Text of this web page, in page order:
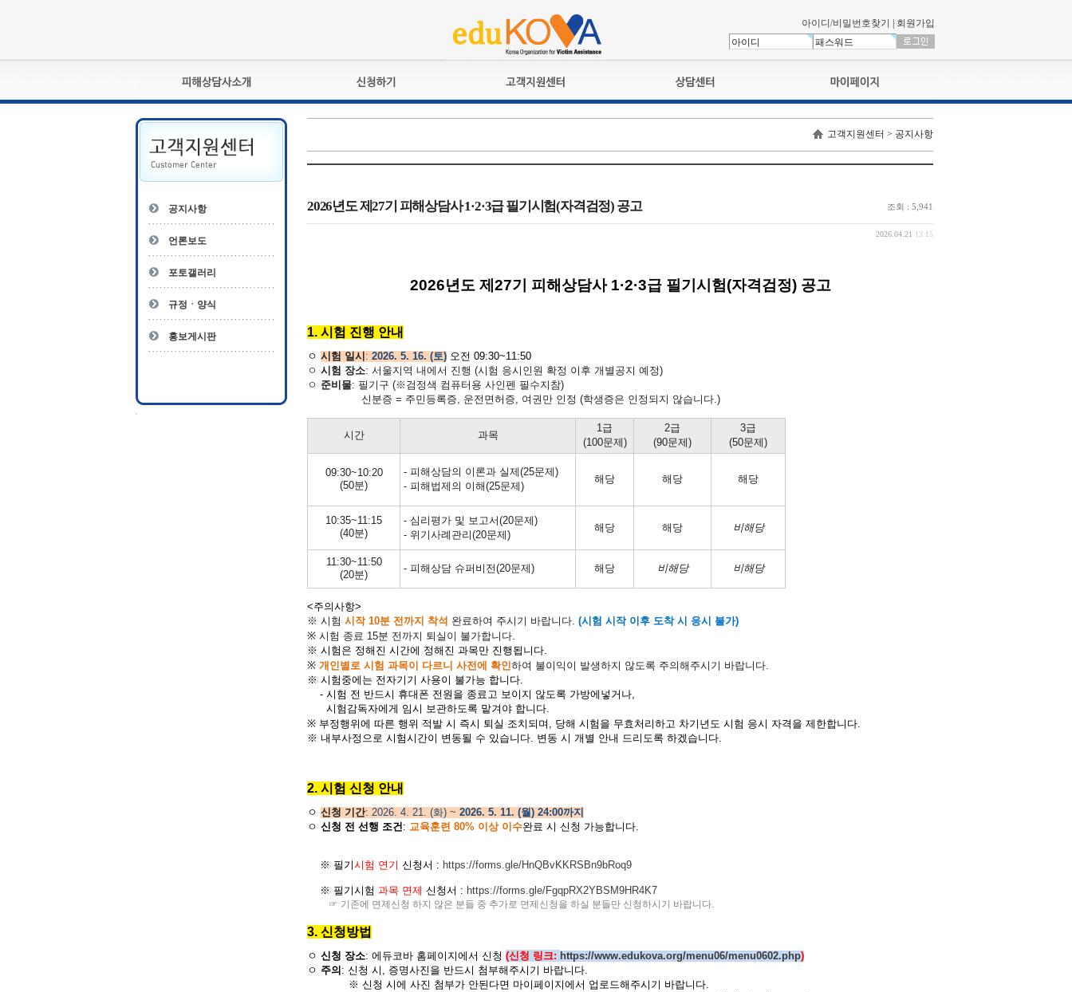
아이디/비밀번호찾기 회원가입
피해상담사란?
자격관리규정
상담사 자격증 확인
- 피해상담사 1급
- 전문수련감독자
- 전문수련기관
교육훈련
자격복원
공지사항
상담접수
나의신청내역
교육영상강의실
나의 연회비
공지사항
언론보도
포토갤러리
규정ㆍ양식
홍보게시판
고객지원센터 > 공지사항
2026년도 제27기 피해상담사 1·2·3급 필기시험(자격검정) 공고 조회 : 5,941
2026.04.21 13:15
2026년도 제27기 피해상담사 1·2·3급 필기시험(자격검정) 공고
1. 시험 진행 안내
ㅇ 시험 일시 : 2026. 5. 16. (토) 오전 09:30~11:50
ㅇ 시험 장소: 서울지역 내에서 진행 (시험 응시인원 확정 이후 개별공지 예정)
ㅇ 준비물: 필기구 (※검정색 컴퓨터용 사인펜 필수지참)
신분증 = 주민등록증, 운전면허증, 여권만 인정 (학생증은 인정되지 않습니다.)
시간 과목
1급
(100문제)
2급
(90문제)
3급
(50문제)
09:30~10:20
(50분)
- 피해상담의 이론과 실제(25문제)
- 피해법제의 이해(25문제)
해당 해당 해당
10:35~11:15
(40분)
- 심리평가 및 보고서(20문제)
- 위기사례관리(20문제)
해당 해당 비해당
11:30~11:50
(20분)
- 피해상담 슈퍼비전(20문제) 해당 비해당 비해당
<주의사항>
※ 시험 시작 10분 전까지 착석 완료하여 주시기 바랍니다. (시험 시작 이후 도착 시 응시 불가)
※ 시험 종료 15분 전까지 퇴실이 불가합니다.
※ 시험은 정해진 시간에 정해진 과목만 진행됩니다.
※ 개인별로 시험 과목이 다르니 사전에 확인하여 불이익이 발생하지 않도록 주의해주시기 바랍니다.
※ 시험 중에는 전자기기 사용이 불가능 합니다.
- 시험 전 반드시 휴대폰 전원을 종료고 보이지 않도록 가방에넣거나,
시험감독자에게 임시 보관하도록 맡겨야 합니다.
※ 부정행위에 따른 행위 적발 시 즉시 퇴실 조치되며, 당해 시험을 무효처리하고 차기년도 시험 응시 자격을 제한합니다.
※ 내부사정으로 시험시간이 변동될 수 있습니다. 변동 시 개별 안내 드리도록 하겠습니다.
2. 시험 신청 안내
ㅇ 신청 기간: 2026. 4. 21. (화) ~ 2026. 5. 11. (월) 24:00까지
ㅇ 신청 전 선행 조건: 교육훈련 80% 이상 이수완료 시 신청 가능합니다.
※ 필기시험 연기 신청서 : https://forms.gle/HnQBvKKRSBn9bRoq9
※ 필기시험 과목 면제 신청서 : https://forms.gle/FgqpRX2YBSM9HR4K7
☞ 기존에 면제신청 하지 않은 분들 중 추가로 면제신청을 하실 분들만 신청하시기 바랍니다.
3. 신청방법
ㅇ 신청 장소: 에듀코바 홈페이지에서 신청 (신청 링크: https://www.edukova.org/menu06/menu0602.php)
ㅇ 주의 : 신청 시, 증명사진을 반드시 첨부해주시기 바랍니다.
※ 신청 시에 사진 첨부가 안된다면 마이페이지에서 업로드해주시기 바랍니다.